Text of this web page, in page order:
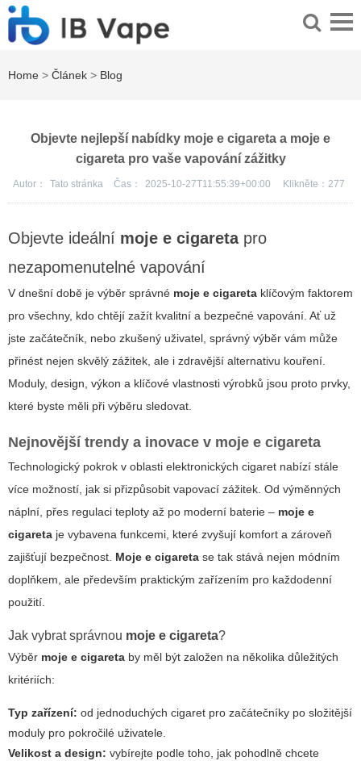
Home > Článek > Blog
Objevte nejlepší nabídky moje e cigareta a moje e
cigareta pro vaše vapování zážitky
Autor： Tato stránka Čas： 2025-10-27T11:55:39+00:00 Klikněte： 277
Objevte ideální moje e cigaretapro
nezapomenutelné vapování
V dnešní době je výběr správné moje e cigareta klíčovým faktorem
pro všechny, kdo chtějí zažít kvalitní a bezpečné vapování. Ať už
jste začátečník, nebo zkušený uživatel, správný výběr vám může
přinést nejen skvělý zážitek, ale i zdravější alternativu kouření.
Moduly, design, výkon a klíčové vlastnosti výrobků jsou proto prvky,
které byste měli při výběru sledovat.
Nejnovější trendy a inovace v moje e cigareta
Technologický pokrok v oblasti elektronických cigaret nabízí stále
více možností, jak si přizpůsobit vapovací zážitek. Od výměnných
náplní, přes regulaci teploty až po moderní baterie – moje e
cigareta je vybavena funkcemi, které zvyšují komfort a zároveň
zajišťují bezpečnost. Moje e cigareta se tak stává nejen módním
doplňkem, ale především praktickým zařízením pro každodenní
použití.
Jak vybrat správnou moje e cigareta?
Výběr moje e cigareta by měl být založen na několika důležitých
kritériích:
Typ zařízení: od jednoduchých cigaret pro začátečníky po složitější
moduly pro pokročilé uživatele.
Velikost a design: vybírejte podle toho, jak pohodlně chcete